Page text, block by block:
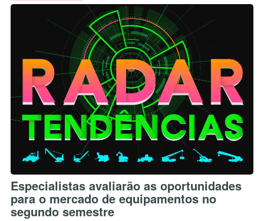
Especialistas avaliarão as oportunidades
para o mercado de equipamentos no
segundo semestre